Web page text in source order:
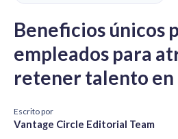
Beneficios únicos
empleados para
retener talento en
Escrito por
Vantage Circle Editorial Team